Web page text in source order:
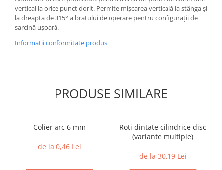
vertical la orice punct dorit. Permite mișcarea verticală la stânga și
la dreapta de 315° a brațului de operare pentru configurații de
sarcină ușoară.
Informatii conformitate produs
PRODUSE SIMILARE
Colier arc 6 mm
de la 0,46 Lei
Roti dintate cilindrice disc
(variante multiple)
de la 30,19 Lei